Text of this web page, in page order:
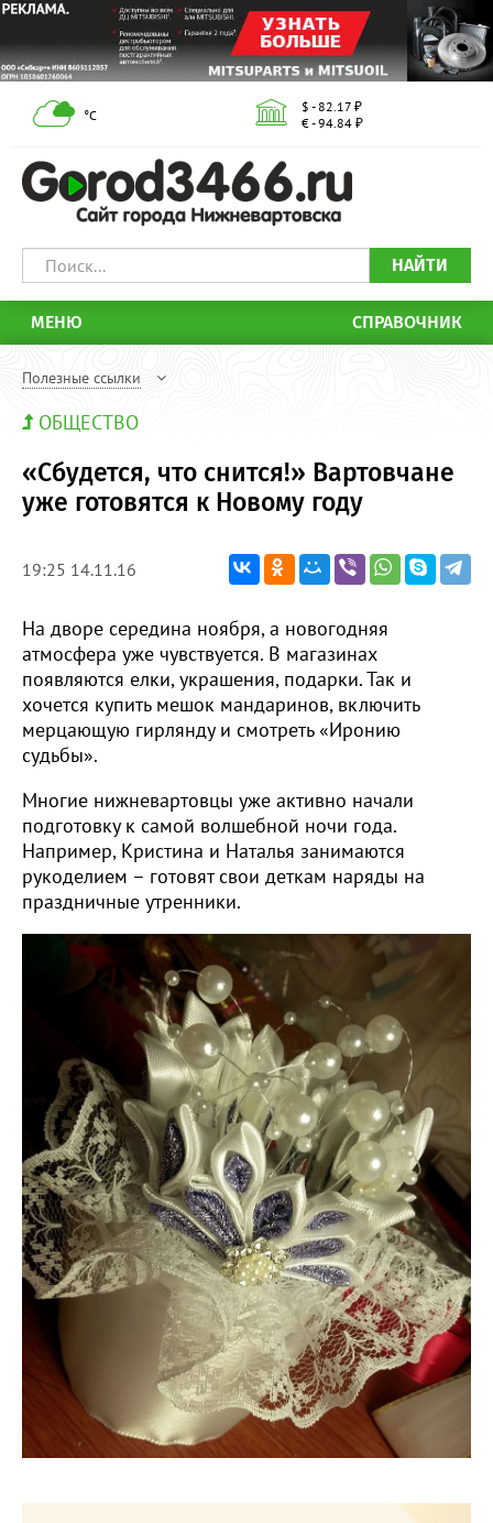
°С
$ - 82.17 ₽
€ - 94.84 ₽
НАЙТИ
МЕНЮ СПРАВОЧНИК
Полезные ссылки
ОБЩЕСТВО
«Сбудется, что снится!» Вартовчане
уже готовятся к Новому году
19:25 14.11.16
На дворе середина ноября, а новогодняя
атмосфера уже чувствуется. В магазинах
появляются елки, украшения, подарки. Так и
хочется купить мешок мандаринов, включить
мерцающую гирлянду и смотреть «Иронию
судьбы».
Многие нижневартовцы уже активно начали
подготовку к самой волшебной ночи года.
Например, Кристина и Наталья занимаются
рукоделием – готовят свои деткам наряды на
праздничные утренники.